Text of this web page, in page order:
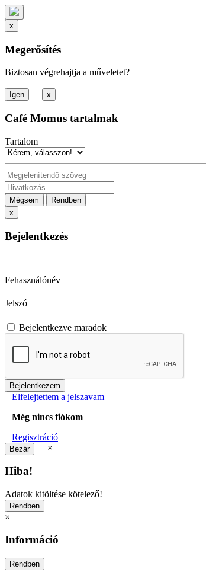
x
Megerősítés
Biztosan végrehajtja a műveletet?
x
Café Momus tartalmak
Tartalom
Mégsem
Rendben
x
Bejelentkezés
Fehasználónév
Jelszó
Bejelentkezve maradok
Elfelejtettem a jelszavam
Még nincs fiókom
Regisztráció
×
Hiba!
Adatok kitöltése kötelező!
×
Információ